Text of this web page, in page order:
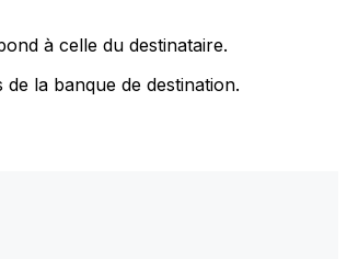
à celle du destinataire.
la banque de destination.